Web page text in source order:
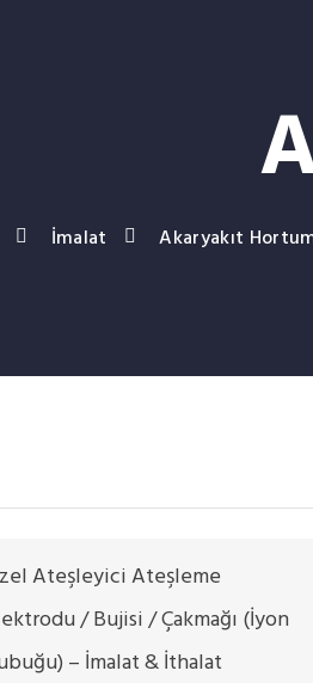
İmalat Akaryakıt
Ateşleyici Ateşleme
/ Bujisi / Çakmağı (İyon
– İmalat & İthalat